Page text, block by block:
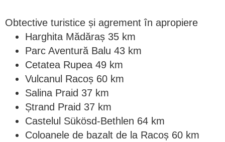
Obtective turistice și agrement în apropiere
Harghita Mădăraș 35 km
Parc Aventură Balu 43 km
Cetatea Rupea 49 km
Vulcanul Racoș 60 km
Salina Praid 37 km
Ștrand Praid 37 km
Castelul Sükösd-Bethlen 64 km
Coloanele de bazalt de la Racoș 60 km